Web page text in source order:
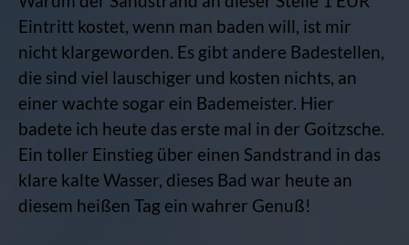
Eintritt kostet, wenn man baden will, ist mir
nicht klargeworden. Es gibt andere Badestellen,
die sind viel lauschiger und kosten nichts, an
einer wachte sogar ein Bademeister. Hier
badete ich heute das erste mal in der Goitzsche.
Ein toller Einstieg über einen Sandstrand in das
klare kalte Wasser, dieses Bad war heute an
diesem heißen Tag ein wahrer Genuß!